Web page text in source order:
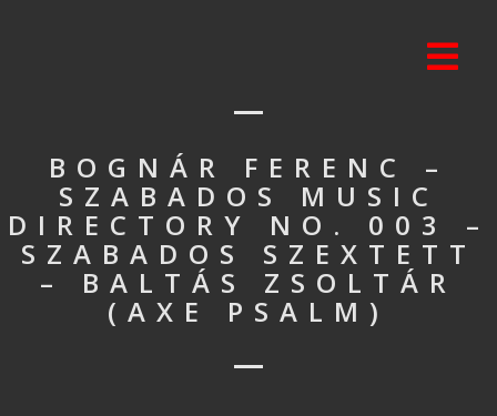
BOGNÁR FERENC –
SZABADOS MUSIC
DIRECTORY NO. 003 –
SZABADOS SZEXTETT
– BALTÁS ZSOLTÁR
(AXE PSALM)